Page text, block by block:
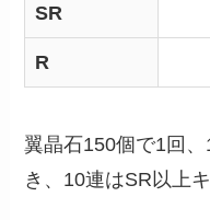
SR
R
翼晶石150個で1回
き、10連はSR以上